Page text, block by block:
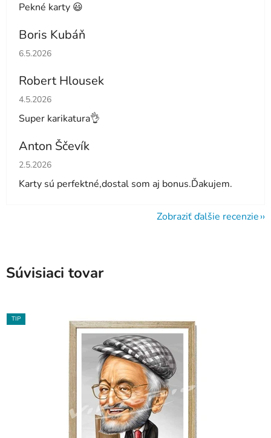
Pekné karty 😃
Boris Kubáň
Hodnotenie obchodu je 5 z 5 hviezdičiek.
6.5.2026
Robert Hlousek
Hodnotenie obchodu je 5 z 5 hviezdičiek.
4.5.2026
Super karikatura👌
Anton Ščevík
Hodnotenie obchodu je 5 z 5 hviezdičiek.
2.5.2026
Karty sú perfektné,dostal som aj bonus.Ďakujem.
Zobraziť ďalšie recenzie
Súvisiaci tovar
TIP